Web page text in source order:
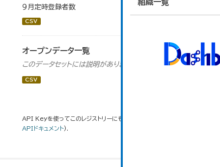
組織一覧
９月定時登録者数
CSV
オープンデータ一覧
このデータセットには説明がありません
CSV
API Keyを使ってこのレジストリーにもアクセス可能です
APIドキュメント).